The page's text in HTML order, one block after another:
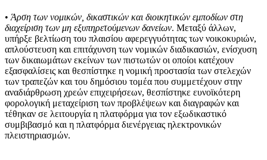
• Άρση των νομικών, δικαστικών και διοικητικών εμποδίων στη
διαχείριση των μη εξυπηρετούμενων δανείων. Μεταξύ άλλων,
υπήρξε βελτίωση του πλαισίου αφερεγγυότητας των νοικοκυριών,
απλούστευση και επιτάχυνση των νομικών διαδικασιών, ενίσχυση
των δικαιωμάτων εκείνων των πιστωτών οι οποίοι κατέχουν
εξασφαλίσεις και θεσπίστηκε η νομική προστασία των στελεχών
των τραπεζών και του δημόσιου τομέα που συμμετέχουν στην
αναδιάρθρωση χρεών επιχειρήσεων, θεσπίστηκε ευνοϊκότερη
φορολογική μεταχείριση των προβλέψεων και διαγραφών και
τέθηκαν σε λειτουργία η πλατφόρμα για τον εξωδικαστικό
συμβιβασμό και η πλατφόρμα διενέργειας ηλεκτρονικών
πλειστηριασμών.